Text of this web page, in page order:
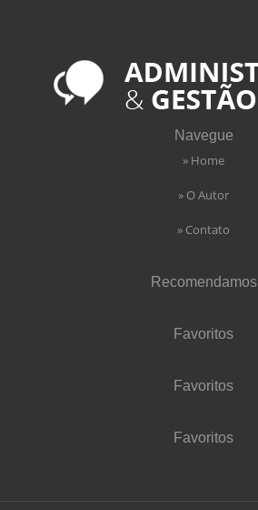
Navegue
» Home
» O Autor
» Contato
Recomendamos
Favoritos
Favoritos
Favoritos